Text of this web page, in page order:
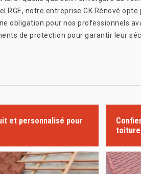
notre entreprise GK Rénové
obligation pour nos professionnels
de protection pour garantir leur
et personnalisé pour
toiture